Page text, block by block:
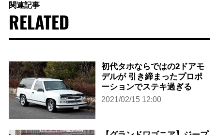
関連記事
RELATED
初代タホならではの2ドアモ
デルが 引き締まったプロポ
ーションでステキ過ぎる
2021/02/15 12:00